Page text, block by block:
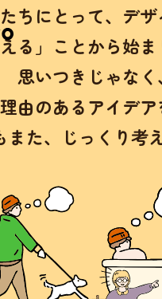
ちにとって、 デ
る」ことから始ま
思いつきじゃなく、
理由のあるアイデア
また、じっくり考